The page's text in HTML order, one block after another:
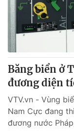
Tin tức
Thế giới đó đây
Câu chuyện quốc
Kinh tế
Tài chính
Thị trường
Góc doanh
Dữ liệu và đời
Truyền hình
Phim VTV
Hậu trường
Nhân vật
Giải trí
Điện ảnh
Đời sống
Băng biển ở
đương diện
VTV.vn - Vùng
Nam Cực đang
đương nước